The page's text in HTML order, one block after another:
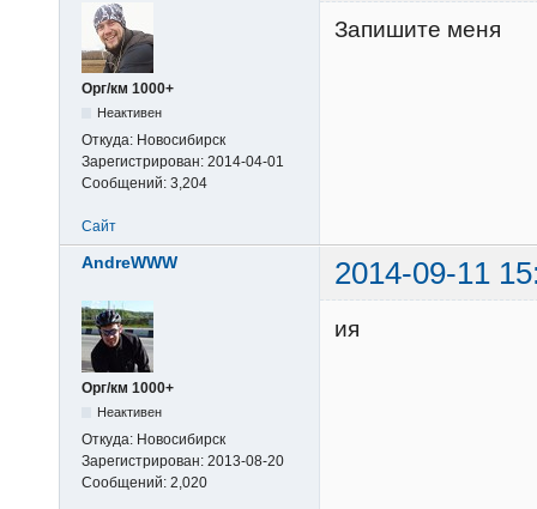
Орг/км 1000+
Неактивен
Откуда: Новосибирск
Зарегистрирован: 2014-04-01
Сообщений: 3,204
Запишите меня
Сайт
AndreWWW 2014-09-11
Орг/км 1000+
Неактивен
Откуда: Новосибирск
Зарегистрирован: 2013-08-20
Сообщений: 2,020
ия